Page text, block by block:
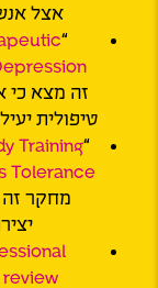
אצל
“
זה מצא כי
טיפולית
“
Training
Tolerance
מחקר זה